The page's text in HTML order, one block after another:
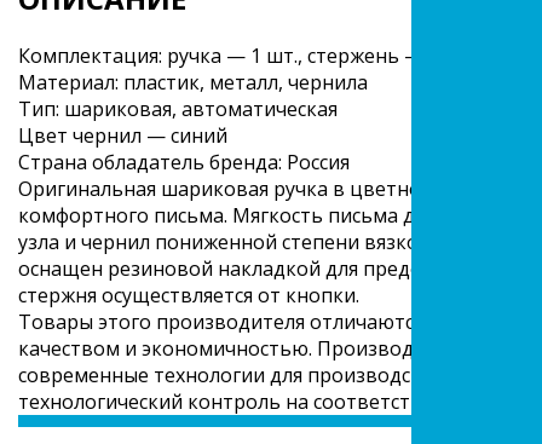
Комплектация: ручка — 1 шт., стержень — 1 шт.
Материал: пластик, металл, чернила
Тип: шариковая, автоматическая
Цвет чернил — синий
Страна обладатель бренда: Россия
Оригинальная шариковая ручка в цветном
комфортного письма. Мягкость письма достигается
узла и чернил пониженной степени вязкости. Ручку
оснащен резиновой накладкой для предотвращения
стержня осуществляется от кнопки.
Товары этого производителя отличаются хорошим
качеством и экономичностью. Производитель
современные технологии для производства своей
технологический контроль на соответствие